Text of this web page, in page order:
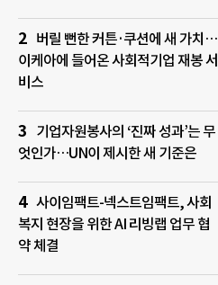
버릴 뻔한 커튼·쿠션에 새 가치…
이케아에 들어온 사회적기업 재봉 서
비스
기업자원봉사의 ‘진짜 성과’는 무
엇인가…UN이 제시한 새 기준은
사이임팩트-넥스트임팩트, 사회
복지 현장을 위한 AI 리빙랩 업무 협
약 체결